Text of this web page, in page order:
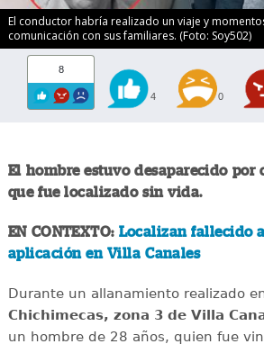
El conductor habría realizado un viaje y
comunicación con sus familiares. (Foto: Soy502)
8
4 0
El hombre estuvo desaparecido por
que fue localizado sin vida.
EN CONTEXTO:Localizan fallecido
aplicación en Villa Canales
Durante un allanamiento realizado
Chichimecas, zona 3 de Villa
un hombre de 28 años, quien fue